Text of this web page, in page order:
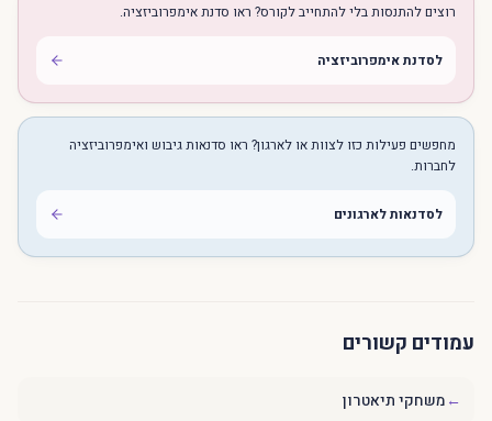
רוצים להתנסות בלי להתחייב לקורס? ראו סדנת אימפרוביזציה.
לסדנת אימפרוביזציה
מחפשים פעילות כזו לצוות או לארגון? ראו סדנאות גיבוש ואימפרוביזציה
לחברות.
לסדנאות לארגונים
עמודים קשורים
←משחקי תיאטרון